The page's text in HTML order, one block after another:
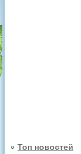
Топ новостей